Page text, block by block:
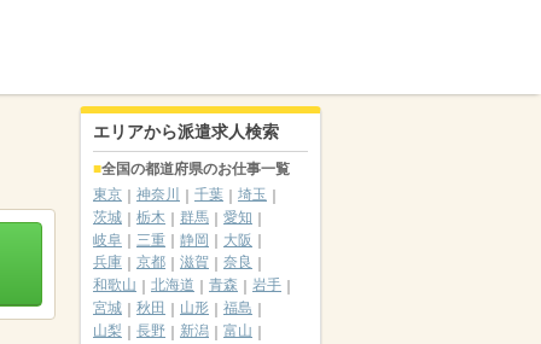
エリアから派遣求人検索
全国の都道府県のお仕事一覧
東京
神奈川 千葉
埼玉
茨城
栃木 群馬
愛知
岐阜
三重 静岡
大阪
兵庫
京都 滋賀
奈良
和歌山
北海道 青森
岩手
宮城
秋田 山形
福島
山梨
長野 新潟
富山